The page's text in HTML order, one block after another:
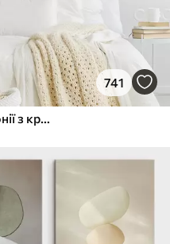
741
Крупний план білої квітки півонії з крапельками води на пелюстках на розмитому фоні